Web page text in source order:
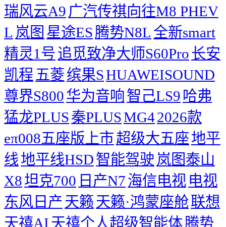
瑞风云A9 广汽传祺向往M8 PHEV
L 岚图 星途ES腾势N8L 全新smart
精灵1号追觅致净大师S60Pro长安
凯程 五菱缤果SHUAWEISOUND
尊界S800华为音响智己LS9 哈弗
猛龙PLUS秦PLUSMG42026款
eπ008五座版上市超级大五座地平
线地平线HSD智能驾驶 岚图泰山
X8坦克700 日产N7海信电视 电视
东风日产 天籁 天籁·鸿蒙座舱联想
天禧AI 天禧个人超级智能体腾势